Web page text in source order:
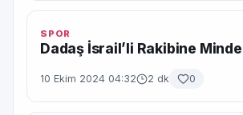
SPOR
Dadaş İsrail’li Rakibine
10 Ekim 2024 04:32 2 dk 0